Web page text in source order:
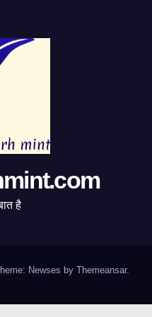
है
Newses by Themeansar.